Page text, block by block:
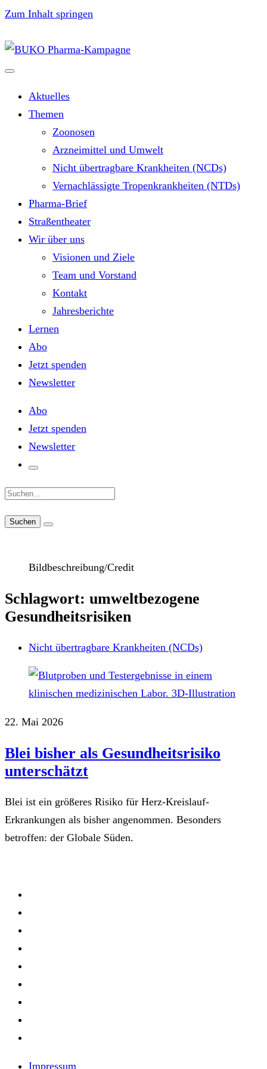
Zum Inhalt springen
Aktuelles
Themen
Zoonosen
Arzneimittel und Umwelt
Nicht übertragbare Krankheiten (NCDs)
Vernachlässigte Tropenkrankheiten (NTDs)
Pharma-Brief
Straßentheater
Wir über uns
Visionen und Ziele
Team und Vorstand
Kontakt
Jahresberichte
Lernen
Abo
Jetzt spenden
Newsletter
Abo
Jetzt spenden
Newsletter
Suche:
Bildbeschreibung/Credit
Schlagwort: umweltbezogene
Gesundheitsrisiken
Nicht übertragbare Krankheiten (NCDs)
22. Mai 2026
Blei bisher als Gesundheitsrisiko
unterschätzt
Blei ist ein größeres Risiko für Herz-Kreislauf-
Erkrankungen als bisher angenommen. Besonders
betroffen: der Globale Süden.
Impressum